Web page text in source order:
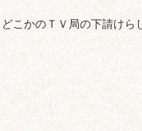
かのＴＶ局の下請けら